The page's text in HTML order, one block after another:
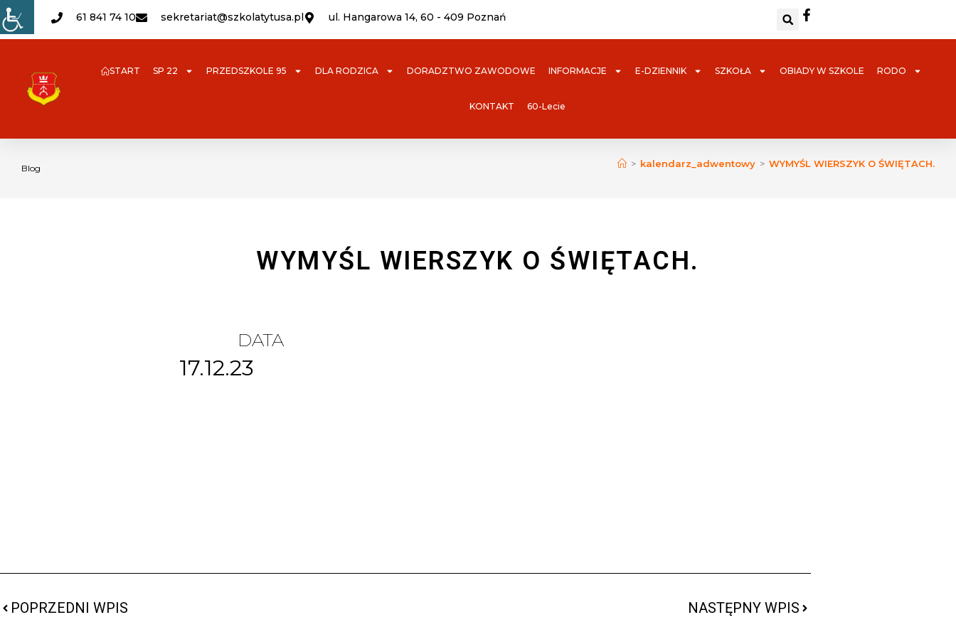
61 841 74 10 sekretariat@szkolatytusa.pl ul. Hangarowa 14, 60 - 409 Poznań
START SP 22 PRZEDSZKOLE 95 DLA RODZICA DORADZTWO ZAWODOWE INFORMACJE E-DZIENNIK SZKOŁA OBIADY W SZKOLE RODO
KONTAKT 60-Lecie
Blog > kalendarz_adwentowy > WYMYŚL WIERSZYK O ŚWIĘTACH.
WYMYŚL WIERSZYK O ŚWIĘTACH.
DATA
17.12.23
POPRZEDNI WPIS NASTĘPNY WPIS